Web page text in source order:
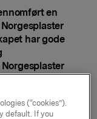
en
har gode
(“cookies”).
default. If you